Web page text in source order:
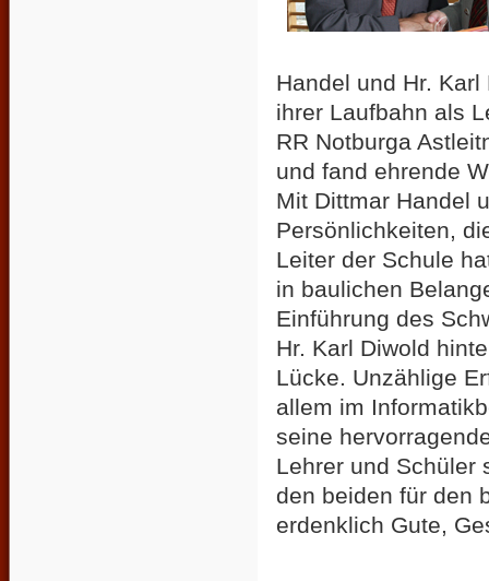
Handel und Hr.
ihrer Laufbahn als
RR Notburga
und fand ehrende
Mit Dittmar Handel
Persönlichkeiten,
Leiter der Schule
in baulichen
Einführung des
Hr. Karl Diwold
Lücke. Unzählige
allem im
seine
Lehrer und Schüler
den beiden für den
erdenklich Gute,